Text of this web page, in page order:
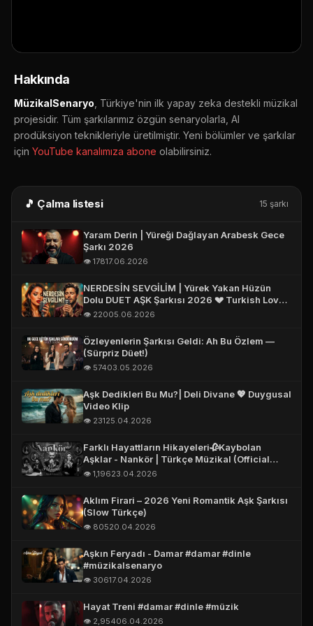
Hakkında
MüzikalSenaryo , Türkiye'nin ilk yapay zeka destekli müzikal
projesidir. Tüm şarkılarımız özgün senaryolarla, AI
prodüksiyon teknikleriyle üretilmiştir. Yeni bölümler ve şarkılar
için YouTube kanalımıza abone olabilirsiniz.
🎵 Çalma listesi 15 şarkı
Yaram Derin | Yüreği Dağlayan Arabesk Gece
Şarkı 2026
👁️ 17817.06.2026
NERDESİN SEVGİLİM | Yürek Yakan Hüzün
Dolu DUET AŞK Şarkısı 2026 💔 Turkish Love
Song 2026 #aşk
👁️ 22005.06.2026
Özleyenlerin Şarkısı Geldi: Ah Bu Özlem —
(Sürpriz Düet!)
👁️ 57403.05.2026
Aşk Dedikleri Bu Mu?| Deli Divane 💖 Duygusal
Video Klip
👁️ 23125.04.2026
Farklı Hayattların Hikayeleri🥀Kaybolan
Aşklar - Nankör | Türkçe Müzikal (Official
Story Video)
👁️ 1,19623.04.2026
Aklım Firari – 2026 Yeni Romantik Aşk Şarkısı
(Slow Türkçe)
👁️ 80520.04.2026
Aşkın Feryadı - Damar #damar #dinle
#müzikalsenaryo
👁️ 30617.04.2026
Hayat Treni #damar #dinle #müzik
👁️ 2,95406.04.2026
TELEFON (WHATSAPP OLABILIR) *